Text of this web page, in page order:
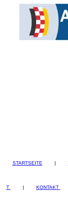
STARTSEITE
T KONTAKT